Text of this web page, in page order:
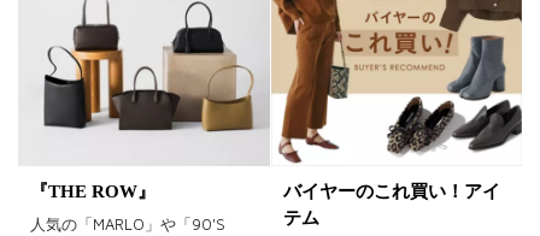
『THE ROW』
人気の「MARLO」や「90'S
バイヤーのこれ買い！アイ
テム